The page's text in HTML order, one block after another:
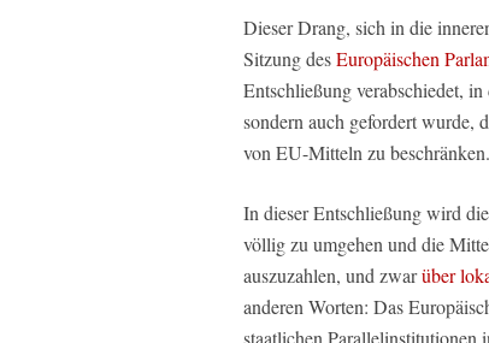
Dieser Drang, sich in die
Sitzung desEuropäischen
Entschließung verabschiedet,
sondern auch gefordert wurde,
von EU-Mitteln zu beschränken.
In dieser Entschließung wird
völlig zu umgehen und die
auszuzahlen, und zwarüber
anderen Worten: Das
staatlichen Parallelinstitutionen